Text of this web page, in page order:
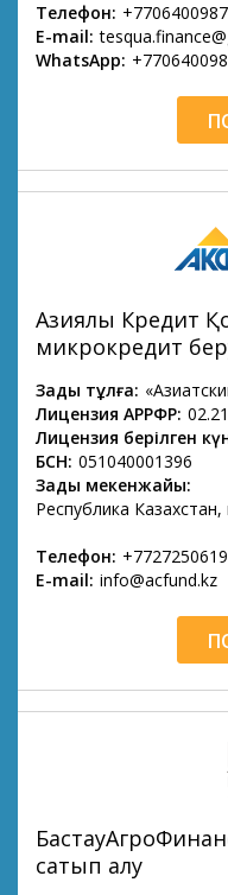
Телефон:
E-mail:
WhatsApp:
Азиялық Кредит
микрокредит
Заңды тұлға:
Лицензия АРРФР:
Лицензия берілген
БСН: 051040001396
Заңды мекенжайы:
Республика
Телефон:
E-mail: info@acfund.kz
сатып алу